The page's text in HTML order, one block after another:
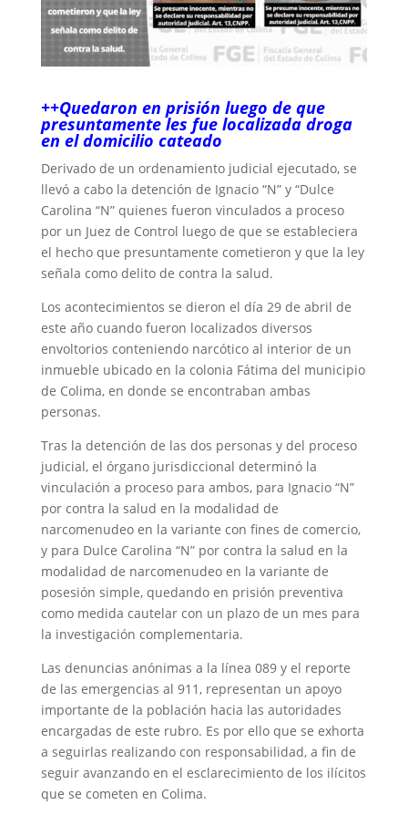
++Quedaron en prisión luego de que
presuntamente les fue localizada droga
en el domicilio cateado
Derivado de un ordenamiento judicial ejecutado, se
llevó a cabo la detención de Ignacio “N” y “Dulce
Carolina “N” quienes fueron vinculados a proceso
por un Juez de Control luego de que se estableciera
el hecho que presuntamente cometieron y que la ley
señala como delito de contra la salud.
Los acontecimientos se dieron el día 29 de abril de
este año cuando fueron localizados diversos
envoltorios conteniendo narcótico al interior de un
inmueble ubicado en la colonia Fátima del municipio
de Colima, en donde se encontraban ambas
personas.
Tras la detención de las dos personas y del proceso
judicial, el órgano jurisdiccional determinó la
vinculación a proceso para ambos, para Ignacio “N”
por contra la salud en la modalidad de
narcomenudeo en la variante con fines de comercio,
y para Dulce Carolina “N” por contra la salud en la
modalidad de narcomenudeo en la variante de
posesión simple, quedando en prisión preventiva
como medida cautelar con un plazo de un mes para
la investigación complementaria.
Las denuncias anónimas a la línea 089 y el reporte
de las emergencias al 911, representan un apoyo
importante de la población hacia las autoridades
encargadas de este rubro. Es por ello que se exhorta
a seguirlas realizando con responsabilidad, a fin de
seguir avanzando en el esclarecimiento de los ilícitos
que se cometen en Colima.